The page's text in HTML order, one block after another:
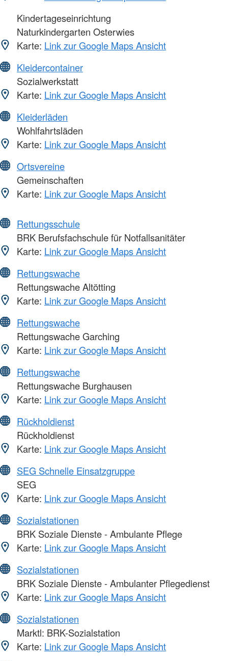
Kindertageseinrichtung
Naturkindergarten Osterwies
Karte: Link zur Google Maps Ansicht
Kleidercontainer
Sozialwerkstatt
Karte: Link zur Google Maps Ansicht
Kleiderläden
Wohlfahrtsläden
Karte: Link zur Google Maps Ansicht
Ortsvereine
Gemeinschaften
Karte: Link zur Google Maps Ansicht
Rettungsschule
BRK Berufsfachschule für Notfallsanitäter
Karte: Link zur Google Maps Ansicht
Rettungswache
Rettungswache Altötting
Karte: Link zur Google Maps Ansicht
Rettungswache
Rettungswache Garching
Karte: Link zur Google Maps Ansicht
Rettungswache
Rettungswache Burghausen
Karte: Link zur Google Maps Ansicht
Rückholdienst
Rückholdienst
Karte: Link zur Google Maps Ansicht
SEG Schnelle Einsatzgruppe
SEG
Karte: Link zur Google Maps Ansicht
Sozialstationen
BRK Soziale Dienste - Ambulante Pflege
Karte: Link zur Google Maps Ansicht
Sozialstationen
BRK Soziale Dienste - Ambulanter Pflegedienst
Karte: Link zur Google Maps Ansicht
Sozialstationen
Marktl: BRK-Sozialstation
Karte: Link zur Google Maps Ansicht